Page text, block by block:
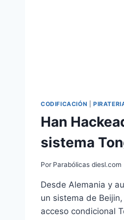
CODIFICACIÓN
Han
sistema
Por Parabólicas diesl.com
Desde Alemania y
un sistema de
acceso condicional